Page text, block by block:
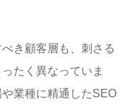
き顧客層も、刺さる
たく異なっていま
業種に精通したSEO